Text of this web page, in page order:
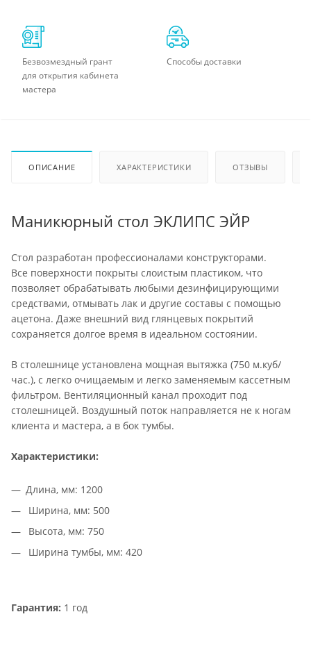
Безвозмездный грант
для открытия кабинета
мастера
Способы доставки
ОПИСАНИЕ ХАРАКТЕРИСТИКИ ОТЗЫВЫ
Маникюрный стол ЭКЛИПС ЭЙР
Стол разработан профессионалами конструкторами.
Все поверхности покрыты слоистым пластиком, что
позволяет обрабатывать любыми дезинфицирующими
средствами, отмывать лак и другие составы с помощью
ацетона. Даже внешний вид глянцевых покрытий
сохраняется долгое время в идеальном состоянии.
В столешнице установлена мощная вытяжка (750 м.куб/
час.), с легко очищаемым и легко заменяемым кассетным
фильтром. Вентиляционный канал проходит под
столешницей. Воздушный поток направляется не к ногам
клиента и мастера, а в бок тумбы.
Характеристики:
Длина, мм: 1200
Ширина, мм: 500
Высота, мм: 750
Ширина тумбы, мм: 420
Гарантия: 1 год